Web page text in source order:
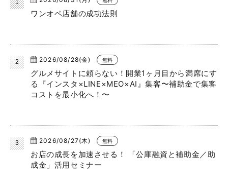
ワンオペ店舗の成功法則
2026/08/28(金) 無料
グルメサイトに頼らない！開業1ヶ月目から満席にす
る『インスタ×LINE×MEO×AI』集客〜補助金で集客
コストを最小化へ！〜
2026/08/27(木) 無料
お店の成長を加速させる！ 「公庫融資と補助金／助
成金」活用セミナー